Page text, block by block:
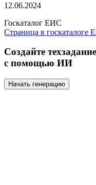
12.06.2024
Госкаталог ЕИС
Страница в госкаталоге
Создайте техзадание
с помощью ИИ
Начать генерацию